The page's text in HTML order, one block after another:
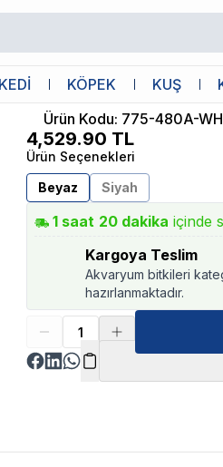
KEDİ KÖPEK KUŞ
Diğer
RS 480A Ledli Set
Ürün Kodu: 775-480A-
4,529.90 TL
Ürün Seçenekleri
Beyaz
Siyah
1 saat 20 dakika içinde
Kargoya Teslim
Akvaryum bitkileri
hazırlanmaktadır.